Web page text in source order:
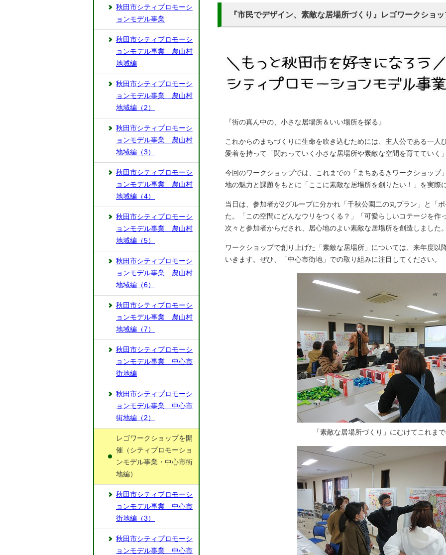
『市民でデザイン、素敵な居場所づくり』レゴワークショ
『街の真ん中の、小さな居場所＆いい場所を探る』
これからのまちづくりに生命を吹き込むためには、主人公である一人
愛着を持って「関わっていく小さな居場所や素敵な空間を育てていく
今回のワークショップでは、これまでの「まちあるきワークショップ
地の魅力と課題をもとに「ここに素敵な居場所を創りたい！」を実際
当日は、参加者が2グループに分かれ「千秋公園二の丸プラン」と「
た。「この空間にどんなウリをつくる？」「可愛らしいコテージを作
次々と参加者からだされ、居心地のよい素敵な居場所を創造しました
ワークショップで創り上げた「素敵な居場所」については、来年度以
いきます。ぜひ、「中心市街地」での取り組みに注目してください。
「素敵な居場所づくり」にむけてこれま
秋田市シティプロモーシ
ョンモデル事業
秋田市シティプロモーシ
ョンモデル事業 農山村
地域編
秋田市シティプロモーシ
ョンモデル事業 農山村
地域編（2）
秋田市シティプロモーシ
ョンモデル事業 農山村
地域編（3）
秋田市シティプロモーシ
ョンモデル事業 農山村
地域編（4）
秋田市シティプロモーシ
ョンモデル事業 農山村
地域編（5）
秋田市シティプロモーシ
ョンモデル事業 農山村
地域編（6）
秋田市シティプロモーシ
ョンモデル事業 農山村
地域編（7）
秋田市シティプロモーシ
ョンモデル事業 中心市
街地編
秋田市シティプロモーシ
ョンモデル事業 中心市
街地編（2）
レゴワークショップを開
催（シティプロモーショ
ンモデル事業・中心市街
地編）
秋田市シティプロモーシ
ョンモデル事業 中心市
街地編（3）
秋田市シティプロモーシ
ョンモデル事業 中心市